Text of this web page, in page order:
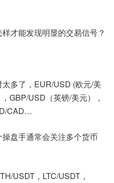
才能发现明显的交易信号？
多了，EUR/USD (欧元/美
GBP/USD（英镑/美元），
CAD…
盘手通常会关注多个货币
USDT，LTC/USDT，